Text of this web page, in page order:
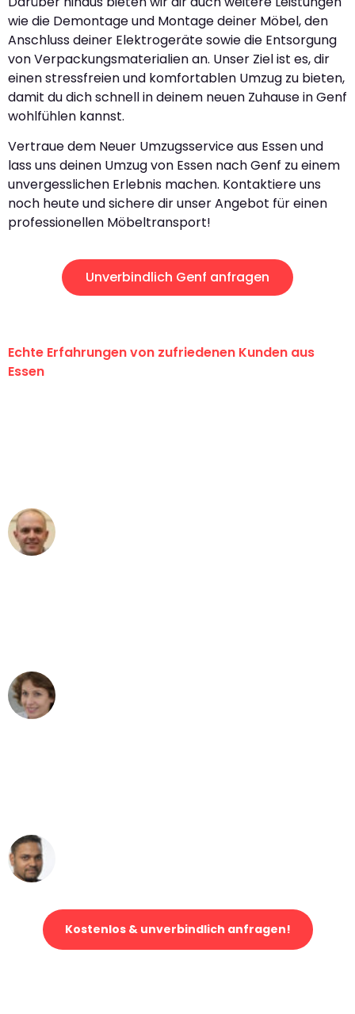
wie die Demontage und Montage deiner Möbel, den
Anschluss deiner Elektrogeräte sowie die Entsorgung
von Verpackungsmaterialien an. Unser Ziel ist es, dir
einen stressfreien und komfortablen Umzug zu bieten,
damit du dich schnell in deinem neuen Zuhause in Genf
wohlfühlen kannst.
Vertraue dem Neuer Umzugsservice aus Essen und
lass uns deinen Umzug von Essen nach Genf zu einem
unvergesslichen Erlebnis machen. Kontaktiere uns
noch heute und sichere dir unser Angebot für einen
professionellen Möbeltransport!
Unverbindlich Genf anfragen
Echte Erfahrungen von zufriedenen Kunden aus
Essen
Kostenlos & unverbindlich anfragen!